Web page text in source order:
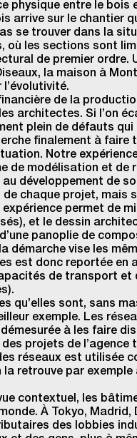
physique entre le bois
arrive sur le chantier
se trouver dans la
où les sections sont
de premier ordre.
la maison à
de la
architectes. Si l’on
plein de défauts
finalement à faire
Notre
de modélisation et de
développement de
chaque projet, mais
permet de
et le dessin
panoplie de
démarche vise les
est donc reportée en
de transport et
qu’elles sont, sans
exemple. Les
à les faire
projets de
réseaux est utilisée
retrouve par exemple
contextuel, les
À Tokyo, Madrid,
des lobbies